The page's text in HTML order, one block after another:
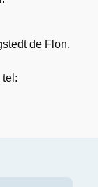
de Flon,
tel: